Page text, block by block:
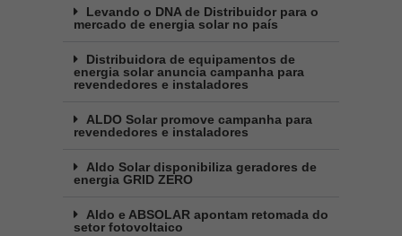
Levando o DNA de Distribuidor para o
mercado de energia solar no país
Distribuidora de equipamentos de
energia solar anuncia campanha para
revendedores e instaladores
ALDO Solar promove campanha para
revendedores e instaladores
Aldo Solar disponibiliza geradores de
energia GRID ZERO
Aldo e ABSOLAR apontam retomada do
setor fotovoltaico